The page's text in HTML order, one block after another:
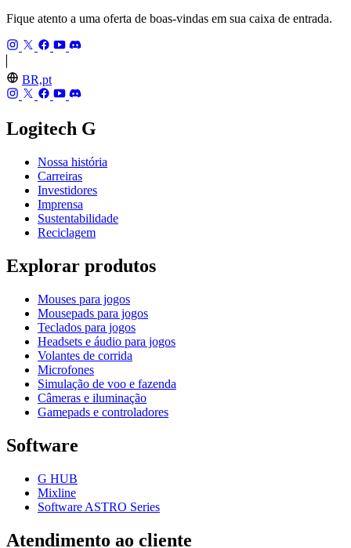
Fique atento a uma oferta de boas-vindas em sua caixa de entrada.
BR,pt
Logitech G
Nossa história
Carreiras
Investidores
Imprensa
Sustentabilidade
Reciclagem
Explorar produtos
Mouses para jogos
Mousepads para jogos
Teclados para jogos
Headsets e áudio para jogos
Volantes de corrida
Microfones
Simulação de voo e fazenda
Câmeras e iluminação
Gamepads e controladores
Software
G HUB
Mixline
Software ASTRO Series
Atendimento ao cliente